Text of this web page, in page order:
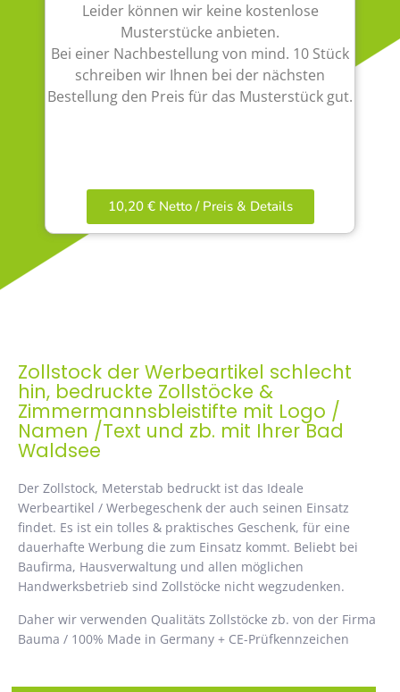
Leider können wir keine kostenlose
Musterstücke anbieten.
Bei einer Nachbestellung von mind. 10 Stück
schreiben wir Ihnen bei der nächsten
Bestellung den Preis für das Musterstück gut.
10,20 € Netto / Preis & Details
Zollstock der Werbeartikel schlecht
hin, bedruckte Zollstöcke &
Zimmermannsbleistifte mit Logo /
Namen /Text und zb. mit Ihrer Bad
Waldsee
Der Zollstock, Meterstab bedruckt ist das Ideale
Werbeartikel / Werbegeschenk der auch seinen Einsatz
findet. Es ist ein tolles & praktisches Geschenk, für eine
dauerhafte Werbung die zum Einsatz kommt. Beliebt bei
Baufirma, Hausverwaltung und allen möglichen
Handwerksbetrieb sind Zollstöcke nicht wegzudenken.
Daher wir verwenden Qualitäts Zollstöcke zb. von der Firma
Bauma / 100% Made in Germany + CE-Prüfkennzeichen